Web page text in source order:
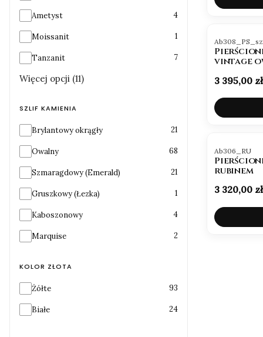
Ametyst 4
Moissanit 1
Tanzanit 7
Więcej opcji (11)
SZLIF KAMIENIA
Szlif kamienia
Brylantowy okrągły 21
Owalny 68
Szmaragdowy (Emerald) 21
Gruszkowy (Łezka) 1
Kaboszonowy 4
Marquise 2
KOLOR ZŁOTA
Kolor złota
Żółte 93
Białe 24
Kod produktu
vintage
Cena
3 395,00 zł
Kod produktu
Ab306_RU
rubinem
Cena
3 320,00 zł